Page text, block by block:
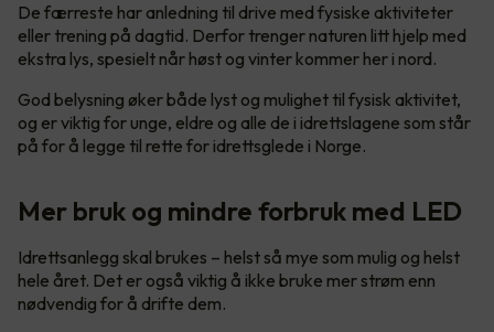
De færreste har anledning til drive med fysiske aktiviteter
eller trening på dagtid. Derfor trenger naturen litt hjelp med
ekstra lys, spesielt når høst og vinter kommer her i nord.
God belysning øker både lyst og mulighet til fysisk aktivitet,
og er viktig for unge, eldre og alle de i idrettslagene som står
på for å legge til rette for idrettsglede i Norge.
Mer bruk og mindre forbruk med LED
Idrettsanlegg skal brukes – helst så mye som mulig og helst
hele året. Det er også viktig å ikke bruke mer strøm enn
nødvendig for å drifte dem.